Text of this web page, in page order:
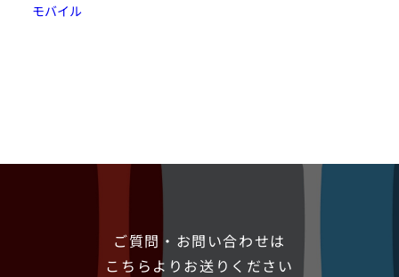
モバイル
ご質問・お問い合わせは
こちらよりお送りください